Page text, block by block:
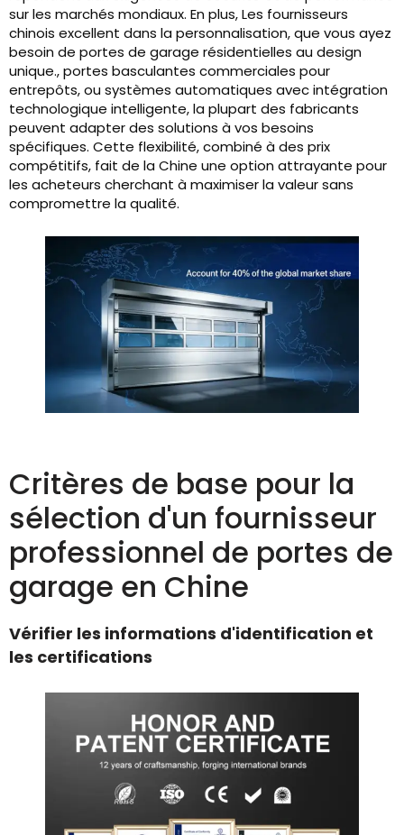
sur les marchés mondiaux. En plus, Les fournisseurs
chinois excellent dans la personnalisation, que vous ayez
besoin de portes de garage résidentielles au design
unique., portes basculantes commerciales pour
entrepôts, ou systèmes automatiques avec intégration
technologique intelligente, la plupart des fabricants
peuvent adapter des solutions à vos besoins
spécifiques. Cette flexibilité, combiné à des prix
compétitifs, fait de la Chine une option attrayante pour
les acheteurs cherchant à maximiser la valeur sans
compromettre la qualité.
Critères de base pour la
sélection d'un fournisseur
professionnel de portes de
garage en Chine
Vérifier les informations d'identification et
les certifications